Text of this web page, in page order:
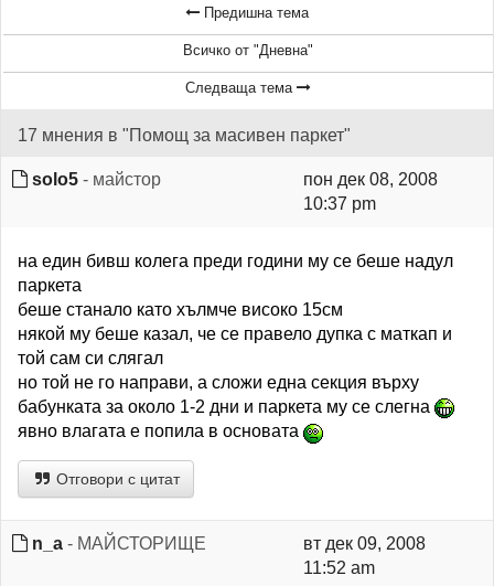
Предишна тема
Всичко от "Дневна"
Следваща тема
17 мнения в "Помощ за масивен паркет"
solo5 - майстор
пон дек 08, 2008
10:37 pm
на един бивш колега преди години му се беше надул
паркета
беше станало като хълмче високо 15см
някой му беше казал, че се правело дупка с маткап и
той сам си слягал
но той не го направи, а сложи една секция върху
бабунката за около 1-2 дни и паркета му се слегна
явно влагата е попила в основата
Отговори с цитат
n_a - МАЙСТОРИЩЕ
вт дек 09, 2008
11:52 am